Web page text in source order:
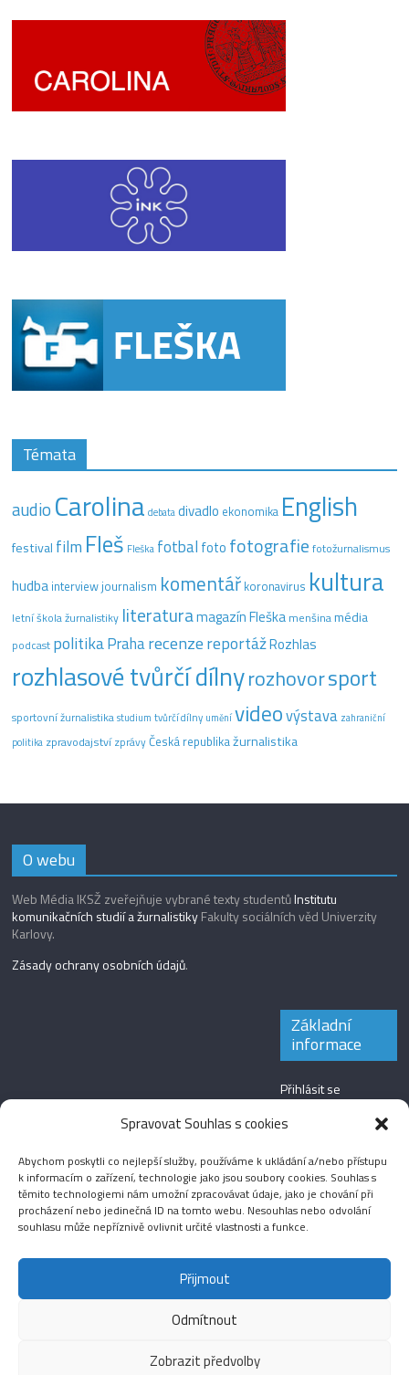
Spravovat Souhlas s cookies
Abychom poskytli co nejlepší služby, používáme k ukládání a/nebo přístupu
k informacím o zařízení, technologie jako jsou soubory cookies. Souhlas s
těmito technologiemi nám umožní zpracovávat údaje, jako je chování při
procházení nebo jedinečná ID na tomto webu. Nesouhlas nebo odvolání
souhlasu může nepříznivě ovlivnit určité vlastnosti a funkce.
Přijmout
Odmítnout
Zobrazit předvolby
Témata
audio Carolina debata divadlo ekonomika English
festival film Fleš Fleška fotbal foto fotografie fotožurnalismus
hudba interview journalism komentář koronavirus kultura
letní škola žurnalistiky literaturamagazín Fleška menšinamédia
podcast politikaPraharecenzereportážRozhlas
rozhlasové tvůrčí dílnyrozhovorsport
sportovní žurnalistika studium tvůrčí dílny uměnívideovýstava zahraniční
politika zpravodajstvízprávyČeská republikažurnalistika
O webu
Web Média IKSŽ zveřejňuje vybrané texty studentůInstitutu
komunikačních studií a žurnalistikyFakulty sociálních věd Univerzity
Karlovy.
Zásady ochrany osobních údajů.
Základní
informace
Přihlásit se
Zdroj kanálů
Kanál komentářů
Česká lokalizace
Fotografie Audio
Copyright © 2026Média IKSŽ. All rights reserved.